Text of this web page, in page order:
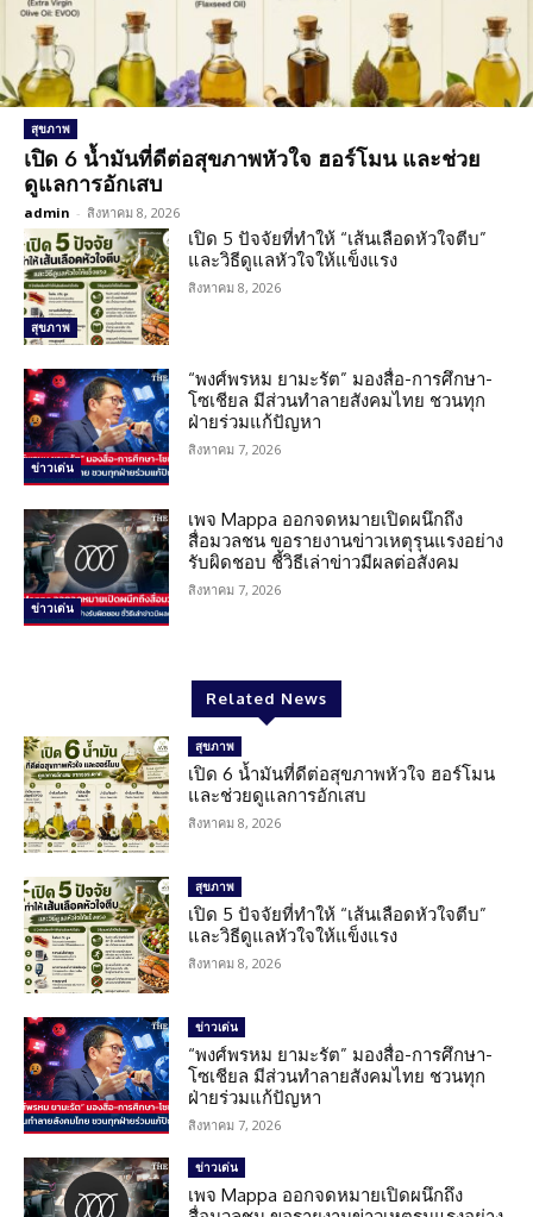
สุขภาพ
เปิด 6 น้ำมันที่ดีต่อสุขภาพหัวใจ ฮอร์โมน และช่วย
ดูแลการอักเสบ
admin - สิงหาคม 8, 2026
สุขภาพ
เปิด 5 ปัจจัยที่ทำให้ “เส้นเลือดหัวใจตีบ”
และวิธีดูแลหัวใจให้แข็งแรง
สิงหาคม 8, 2026
ข่าวเด่น
“พงศ์พรหม ยามะรัต” มองสื่อ-การศึกษา-
โซเชียล มีส่วนทำลายสังคมไทย ชวนทุก
ฝ่ายร่วมแก้ปัญหา
สิงหาคม 7, 2026
ข่าวเด่น
เพจ Mappa ออกจดหมายเปิดผนึกถึง
สื่อมวลชน ขอรายงานข่าวเหตุรุนแรงอย่าง
รับผิดชอบ ชี้วิธีเล่าข่าวมีผลต่อสังคม
สิงหาคม 7, 2026
Related News
สุขภาพ
เปิด 6 น้ำมันที่ดีต่อสุขภาพหัวใจ ฮอร์โมน
และช่วยดูแลการอักเสบ
สิงหาคม 8, 2026
สุขภาพ
เปิด 5 ปัจจัยที่ทำให้ “เส้นเลือดหัวใจตีบ”
และวิธีดูแลหัวใจให้แข็งแรง
สิงหาคม 8, 2026
ข่าวเด่น
“พงศ์พรหม ยามะรัต” มองสื่อ-การศึกษา-
โซเชียล มีส่วนทำลายสังคมไทย ชวนทุก
ฝ่ายร่วมแก้ปัญหา
สิงหาคม 7, 2026
ข่าวเด่น
เพจ Mappa ออกจดหมายเปิดผนึกถึง